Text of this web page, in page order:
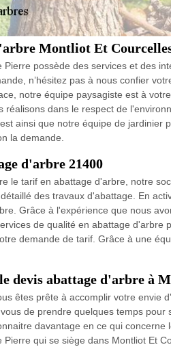
Montliot Et
Pierre possède des services et des
n’hésitez pas à nous confier
notre équipe paysagiste est à
réalisons dans le respect de
ainsi que notre équipe de
la demande.
d'arbre 21400
le tarif en abattage d'arbre, notre
des travaux d'abattage. En
Grâce à l'expérience que nous
de qualité en abattage d'arbre
demande de tarif. Grâce à une
devis abattage d'arbre à
êtes prête à accomplir votre envie
de prendre quelques temps pour
davantage en ce qui
Pierre qui se siège dans Montliot Et